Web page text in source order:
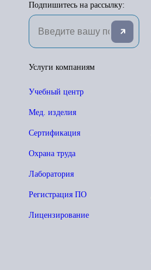
Подпишитесь на рассылку:
Услуги компаниям
Учебный центр
Мед. изделия
Сертификация
Охрана труда
Лаборатория
Регистрация ПО
Лицензирование